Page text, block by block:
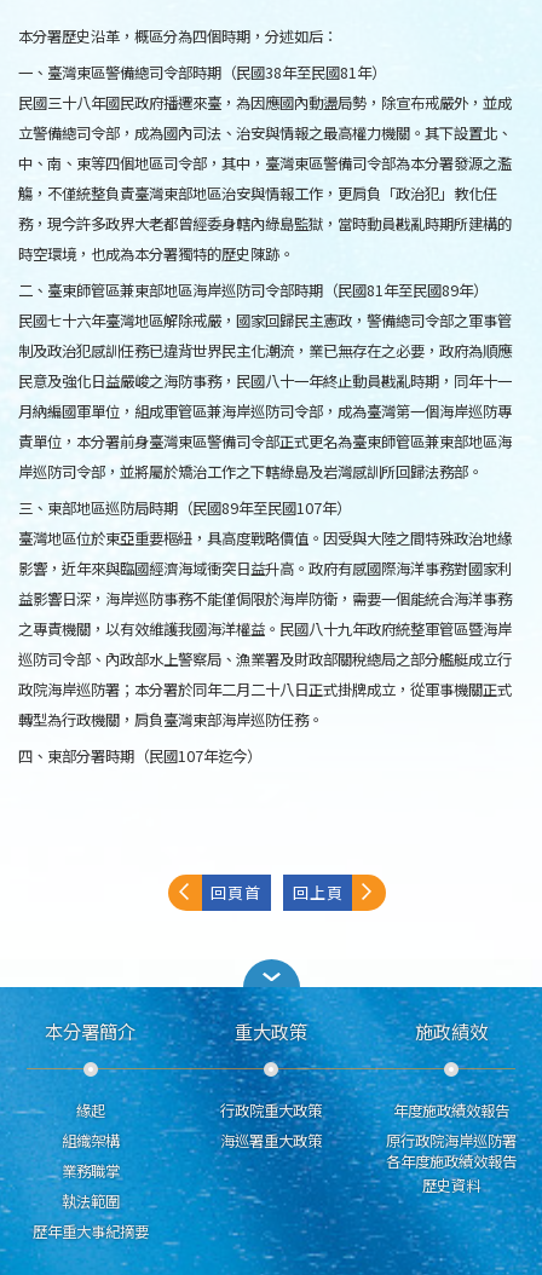
本分署歷史沿革，概區分為四個時期，分述如后：
一、臺灣東區警備總司令部時期（民國38年至民國81年）
民國三十八年國民政府播遷來臺，為因應國內動盪局勢，除宣布戒嚴外，並成
立警備總司令部，成為國內司法、治安與情報之最高權力機關。其下設置北、
中、南、東等四個地區司令部，其中，臺灣東區警備司令部為本分署發源之濫
觴，不僅統整負責臺灣東部地區治安與情報工作，更肩負「政治犯」教化任
務，現今許多政界大老都曾經委身轄內綠島監獄，當時動員戡亂時期所建構的
時空環境，也成為本分署獨特的歷史陳跡。
二、臺東師管區兼東部地區海岸巡防司令部時期（民國81年至民國89年）
民國七十六年臺灣地區解除戒嚴，國家回歸民主憲政，警備總司令部之軍事管
制及政治犯感訓任務已違背世界民主化潮流，業已無存在之必要，政府為順應
民意及強化日益嚴峻之海防事務，民國八十一年終止動員戡亂時期，同年十一
月納編國軍單位，組成軍管區兼海岸巡防司令部，成為臺灣第一個海岸巡防專
責單位，本分署前身臺灣東區警備司令部正式更名為臺東師管區兼東部地區海
岸巡防司令部，並將屬於矯治工作之下轄綠島及岩灣感訓所回歸法務部。
三、東部地區巡防局時期（民國89年至民國107年）
臺灣地區位於東亞重要樞紐，具高度戰略價值。因受與大陸之間特殊政治地緣
影響，近年來與臨國經濟海域衝突日益升高。政府有感國際海洋事務對國家利
益影響日深，海岸巡防事務不能僅侷限於海岸防衛，需要一個能統合海洋事務
之專責機關，以有效維護我國海洋權益。民國八十九年政府統整軍管區暨海岸
巡防司令部、內政部水上警察局、漁業署及財政部關稅總局之部分艦艇成立行
政院海岸巡防署；本分署於同年二月二十八日正式掛牌成立，從軍事機關正式
轉型為行政機關，肩負臺灣東部海岸巡防任務。
四、東部分署時期（民國107年迄今）
回頁首 回上頁
本分署簡介
緣起
組織架構
業務職掌
執法範圍
歷年重大事紀摘要
重大政策
行政院重大政策
海巡署重大政策
施政績效
年度施政績效報告
原行政院海岸巡防署
各年度施政績效報告
歷史資料